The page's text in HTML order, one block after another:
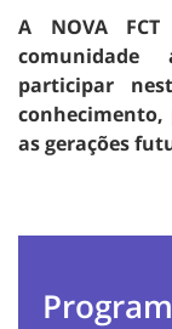
A NOVA
participar
conhecimento,
as gerações